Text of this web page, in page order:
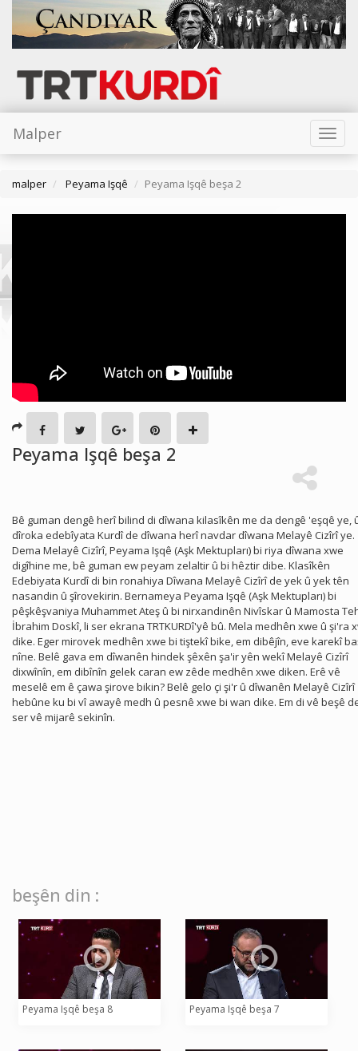
Toggle
Malper
malper Peyama Işqê Peyama Işqê beşa 2
Peyama Işqê beşa 2
Bê guman dengê herî bilind di dîwana kilasîkên me da dengê 'eşqê ye,
dîroka edebîyata Kurdî de dîwana herî navdar dîwana Melayê Cizîrî ye.
Dema Melayê Cizîrî, Peyama Işqê (Aşk Mektupları) bi riya dîwana xwe
digîhine me, bê guman ew peyam zelaltir û bi hêztir dibe. Klasîkên
Edebiyata Kurdî di bin ronahiya Dîwana Melayê Cizîrî de yek û yek tên
nasandin û şîrovekirin. Bernameya Peyama Işqê (Aşk Mektupları) bi
pêşkêşvaniya Muhammet Ateş û bi nirxandinên Nivîskar û Mamosta
İbrahim Doskî, li ser ekrana TRTKURDî'yê bû. Mela medhên xwe û şi'ra
dike. Eger mirovek medhên xwe bi tiştekî bike, em dibêjîn, eve karekî
nîne. Belê gava em dîwanên hindek şêxên şa'ir yên wekî Melayê Cizîrî
dixwînîn, em dibînîn gelek caran ew zêde medhên xwe diken. Erê vê
meselê em ê çawa şirove bikin? Belê gelo çi şi'r û dîwanên Melayê Cizîrî
hebûne ku bi vî awayê medh û pesnê xwe bi wan dike. Em di vê beşê
ser vê mijarê sekinîn.
beşên din :
Peyama Işqê beşa 8 Peyama Işqê beşa 7